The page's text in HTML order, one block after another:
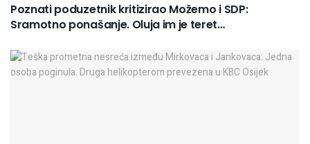
Poznati poduzetnik kritizirao Možemo i SDP:
Sramotno ponašanje. Oluja im je teret…